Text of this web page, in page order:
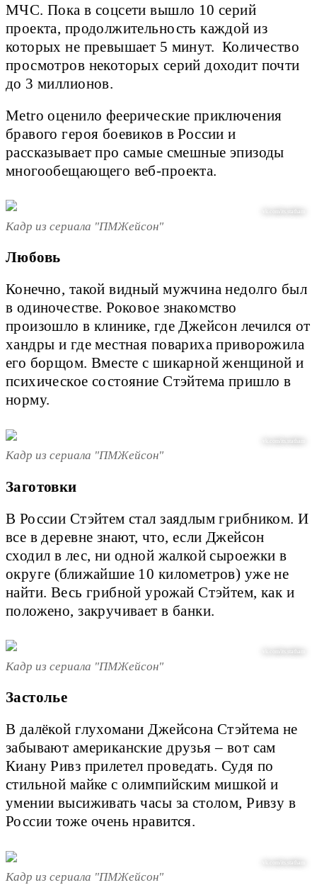
МЧС. Пока в соцсети вышло 10 серий
проекта, продолжительность каждой из
которых не превышает 5 минут. Количество
просмотров некоторых серий доходит почти
до 3 миллионов.
Metro оценило феерические приключения
бравого героя боевиков в России и
рассказывает про самые смешные эпизоды
многообещающего веб-проекта.
vk.com/its.statham
Кадр из сериала "ПМЖейсон"
Любовь
Конечно, такой видный мужчина недолго был
в одиночестве. Роковое знакомство
произошло в клинике, где Джейсон лечился от
хандры и где местная повариха приворожила
его борщом. Вместе с шикарной женщиной и
психическое состояние Стэйтема пришло в
норму.
vk.com/its.statham
Кадр из сериала "ПМЖейсон"
Заготовки
В России Стэйтем стал заядлым грибником. И
все в деревне знают, что, если Джейсон
сходил в лес, ни одной жалкой сыроежки в
округе (ближайшие 10 километров) уже не
найти. Весь грибной урожай Стэйтем, как и
положено, закручивает в банки.
vk.com/its.statham
Кадр из сериала "ПМЖейсон"
Застолье
В далёкой глухомани Джейсона Стэйтема не
забывают американские друзья – вот сам
Киану Ривз прилетел проведать. Судя по
стильной майке с олимпийским мишкой и
умении высиживать часы за столом, Ривзу в
России тоже очень нравится.
vk.com/its.statham
Кадр из сериала "ПМЖейсон"